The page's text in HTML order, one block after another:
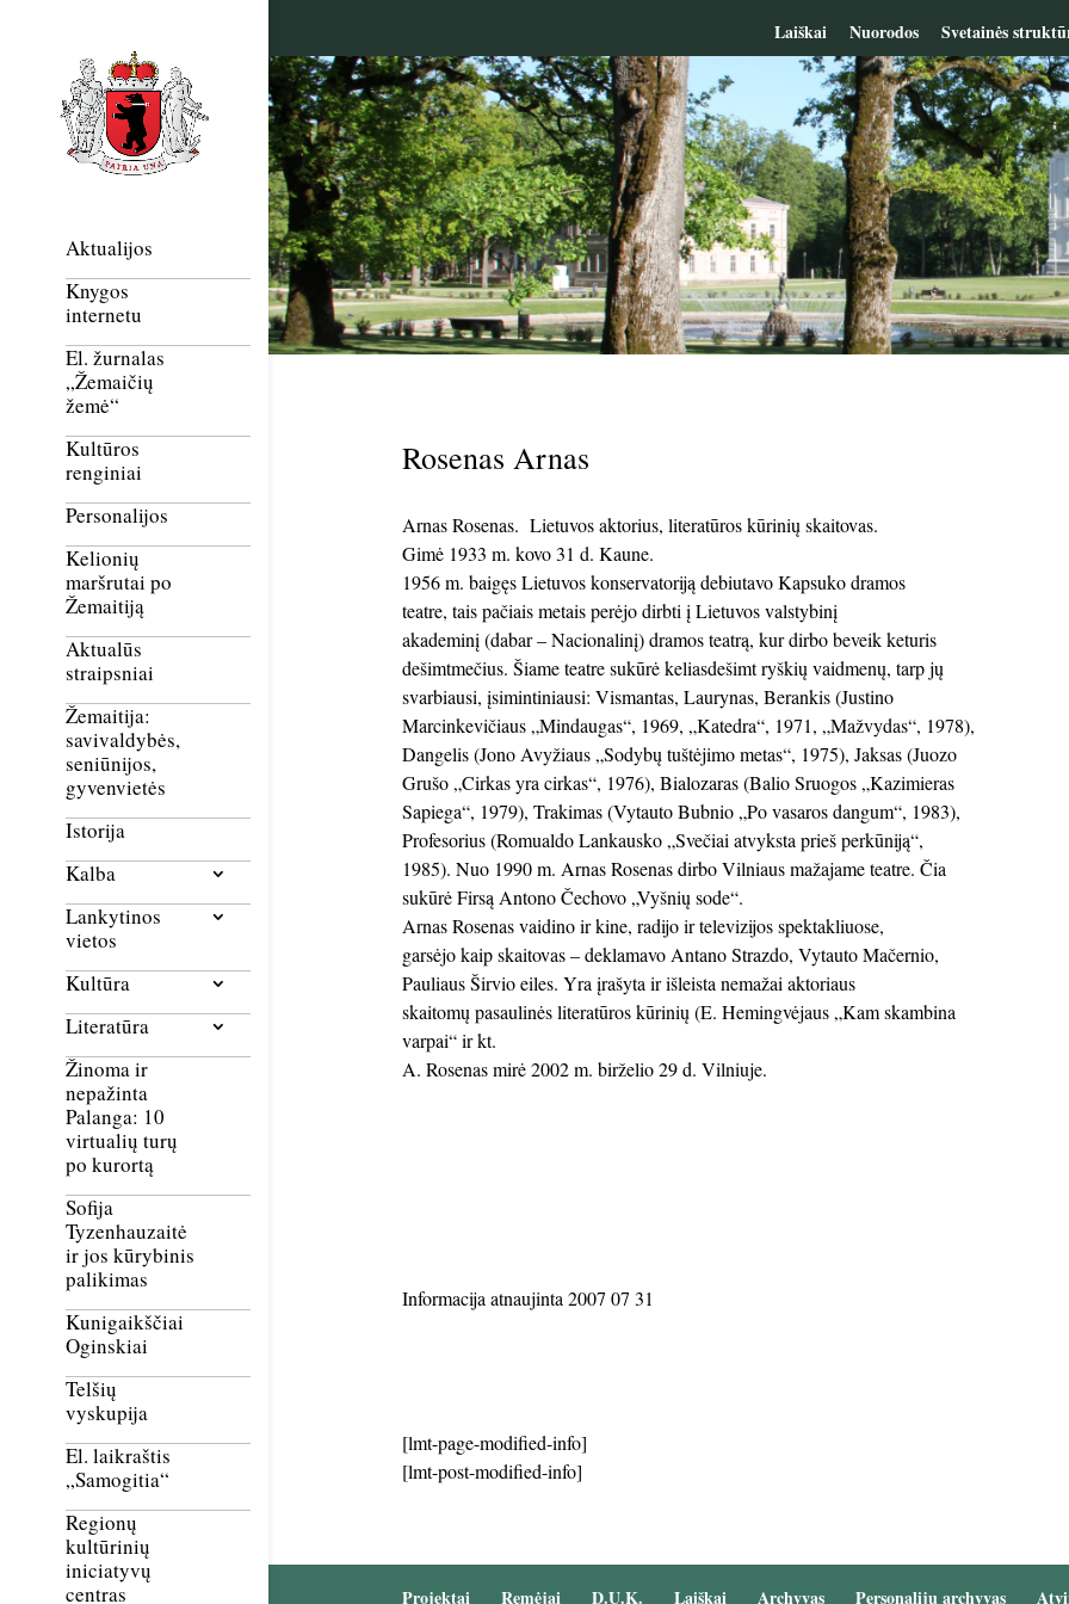
Laiškai Nuorodos Svetainės
Aktualijos
Knygos
internetu
El. žurnalas
„Žemaičių
žemė“
Kultūros
renginiai
Personalijos
Kelionių
maršrutai po
Žemaitiją
Aktualūs
straipsniai
Žemaitija:
savivaldybės,
seniūnijos,
gyvenvietės
Istorija
Kalba
Lankytinos
vietos
Kultūra
Literatūra
Žinoma ir
nepažinta
Palanga: 10
virtualių turų
po kurortą
Sofija
Tyzenhauzaitė
ir jos kūrybinis
palikimas
Kunigaikščiai
Oginskiai
Telšių
vyskupija
El. laikraštis
„Samogitia“
Regionų
kultūrinių
iniciatyvų
centras
Rosenas Arnas
Arnas Rosenas. Lietuvos aktorius, literatūros kūrinių skaitovas.
Gimė 1933 m. kovo 31 d. Kaune.
1956 m. baigęs Lietuvos konservatoriją debiutavo Kapsuko dramos
teatre, tais pačiais metais perėjo dirbti į Lietuvos valstybinį
akademinį (dabar – Nacionalinį) dramos teatrą, kur dirbo beveik keturis
dešimtmečius. Šiame teatre sukūrė keliasdešimt ryškių vaidmenų, tarp jų
svarbiausi, įsimintiniausi: Vismantas, Laurynas, Berankis (Justino
Marcinkevičiaus „Mindaugas“, 1969, „Katedra“, 1971, „Mažvydas“, 1978),
Dangelis (Jono Avyžiaus „Sodybų tuštėjimo metas“, 1975), Jaksas (Juozo
Grušo „Cirkas yra cirkas“, 1976), Bialozaras (Balio Sruogos „Kazimieras
Sapiega“, 1979), Trakimas (Vytauto Bubnio „Po vasaros dangum“, 1983),
Profesorius (Romualdo Lankausko „Svečiai atvyksta prieš perkūniją“,
1985). Nuo 1990 m. Arnas Rosenas dirbo Vilniaus mažajame teatre. Čia
sukūrė Firsą Antono Čechovo „Vyšnių sode“.
Arnas Rosenas vaidino ir kine, radijo ir televizijos spektakliuose,
garsėjo kaip skaitovas – deklamavo Antano Strazdo, Vytauto Mačernio,
Pauliaus Širvio eiles. Yra įrašyta ir išleista nemažai aktoriaus
skaitomų pasaulinės literatūros kūrinių (E. Hemingvėjaus „Kam skambina
varpai“ ir kt.
A. Rosenas mirė 2002 m. birželio 29 d. Vilniuje.
Informacija atnaujinta 2007 07 31
[lmt-page-modified-info]
[lmt-post-modified-info]
Projektai Remėjai D.U.K. Laiškai Archyvas Personalijų archyvas